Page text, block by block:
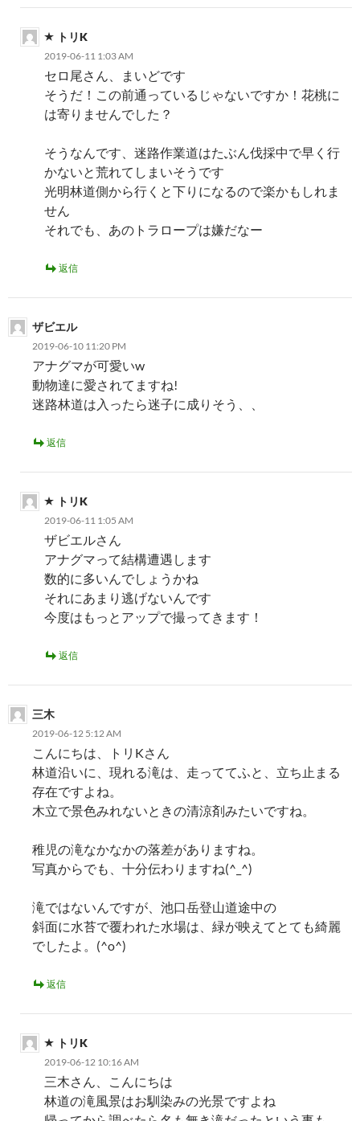
トリK
2019-06-11 1:03 AM
セロ尾さん、まいどです
そうだ！この前通っているじゃないですか！花桃に
は寄りませんでした？
そうなんです、迷路作業道はたぶん伐採中で早く行
かないと荒れてしまいそうです
光明林道側から行くと下りになるので楽かもしれま
せん
それでも、あのトラロープは嫌だなー
返信
ザビエル
2019-06-10 11:20 PM
アナグマが可愛いw
動物達に愛されてますね!
迷路林道は入ったら迷子に成りそう、、
返信
トリK
2019-06-11 1:05 AM
ザビエルさん
アナグマって結構遭遇します
数的に多いんでしょうかね
それにあまり逃げないんです
今度はもっとアップで撮ってきます！
返信
三木
2019-06-12 5:12 AM
こんにちは、トリKさん
林道沿いに、現れる滝は、走っててふと、立ち止まる
存在ですよね。
木立で景色みれないときの清涼剤みたいですね。
稚児の滝なかなかの落差がありますね。
写真からでも、十分伝わりますね(^_^)
滝ではないんですが、池口岳登山道途中の
斜面に水苔で覆われた水場は、緑が映えてとても綺麗
でしたよ。(^o^)
返信
トリK
2019-06-12 10:16 AM
三木さん、こんにちは
林道の滝風景はお馴染みの光景ですよね